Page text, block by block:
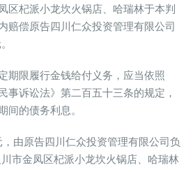
区杞派小龙坎火锅店、哈瑞林于本判
赔偿原告四川仁众投资管理有限公司
期限履行金钱给付义务，应当依照
事诉讼法》第二百五十三条的规定，
间的债务利息。
由原告四川仁众投资管理有限公司负
市金凤区杞派小龙坎火锅店、哈瑞林